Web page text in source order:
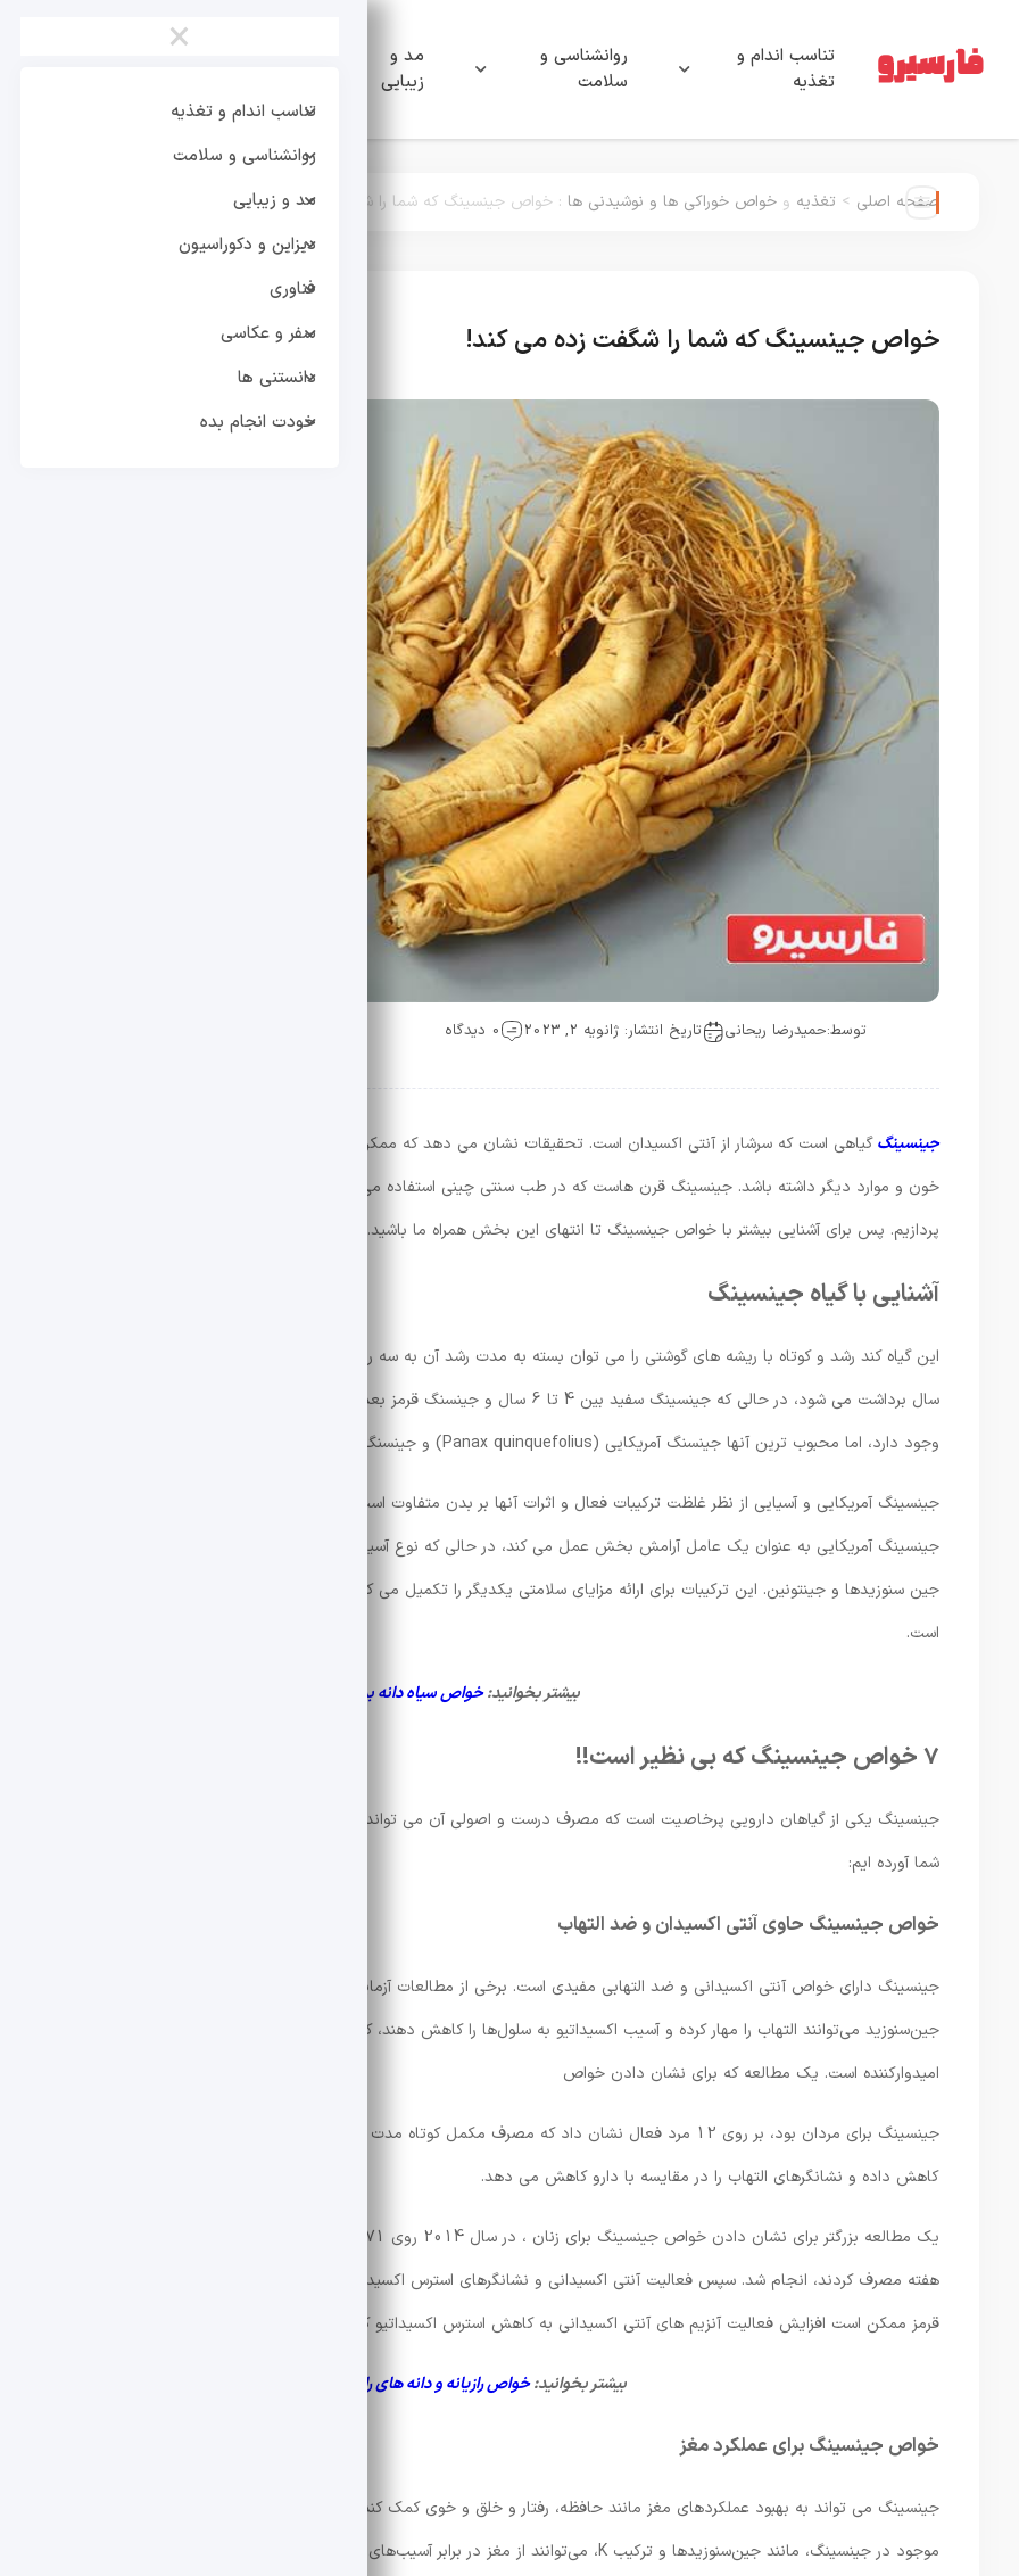
تناسب اندام و
تغذیه
روانشناسی و
سلامت
مد و
زیبایی
×
تناسب اندام و تغذیه
روانشناسی و سلامت
مد و زیبایی
دیزاین و دکوراسیون
فناوری
سفر و عکاسی
دانستنی ها
خودت انجام بده
صفحه اصلی > تغذیه و خواص خوراکی ها و نوشیدنی ها : خواص جینسینگ که شما را شگفت زده می کند!
خواص جینسینگ که شما را شگفت زده می کند! خواص خوراکی ها و
توسط:حمیدرضا ریحانی تاریخ انتشار: ژانویه 2, 2023 0 دیدگاه
جینسینگگیاهی است که سرشار از آنتی اکسیدان است. تحقیقات نشان می دهد که ممکن است مزایایی برای سلامت مغز، عملکرد سیستم ایمنی،
خون و موارد دیگر داشته باشد. جینسینگ قرن هاست که در طب سنتی چینی استفاده می شود. در این مطلب از
به بررسی خواص
پردازیم. پس برای آشنایی بیشتر با خواص جینسینگ تا انتهای این بخش همراه ما باشید.
آشنایی با گیاه جینسینگ
سال برداشت می شود، در حالی که جینسینگ سفید بین 4 تا 6 سال و جینسنگ قرمز بعد از 6 سال یا بیشتر برداشت می شود. انواع زیادی
وجود دارد، اما محبوب ترین آنها جینسنگ آمریکایی (Panax quinquefolius) و جینسنگ آسیایی (Panax ginseng) است.
جینسینگ آمریکایی و آسیایی از نظر غلظت ترکیبات فعال و اثرات آنها بر بدن متفاوت است. بر اساس برخی تحقیقات قدیمی، اعتقاد بر این است
جینسینگ آمریکایی به عنوان یک عامل آرامش بخش عمل می کند، در حالی که نوع آسیایی آن اثر نیروبخشی دارد. جینسینگ حاوی دو ترکیب
جین سنوزیدها و جینتونین. این ترکیبات برای ارائه مزایای سلامتی یکدیگر را تکمیل می کنند. در اینجا 7 مزیت سلامت
است.
بیشتر بخوانید:خواص سیاه دانه برای سلامتی
7 خواص جینسینگ که بی نظیر است!!
جینسینگ یکی از گیاهان دارویی پرخاصیت است که مصرف درست و اصولی آن می تواند به سلامت شما کمک کند. در زیر برخی از خواص
شما آورده ایم:
خواص جینسینگ حاوی آنتی اکسیدان و ضد التهاب
جینسینگ دارای خواص آنتی اکسیدانی و ضد التهابی مفیدی است. برخی از مطالعات آزمایشگاهی نشان داده‌اند که عصاره‌های جینسنگ و ترکیبات
جین‌سنوزید می‌توانند التهاب را مهار کرده و آسیب اکسیداتیو به سلول‌ها را کاهش دهند، که می‌تواند به بیماری مزمن کمک کند. نتایج در مورد
امیدوارکننده است. یک مطالعه که برای نشان دادن خواص
جینسینگ برای مردان بود، بر روی 12 مرد فعال نشان داد که مصرف مکمل کوتاه مدت با عصاره جینسینگ آمریکایی آسیب عضلانی ناشی از
کاهش داده و نشانگرهای التهاب را در مقایسه با دارو کاهش می دهد.
هفته مصرف کردند، انجام شد. سپس فعالیت آنتی اکسیدانی و نشانگرهای استرس اکسیداتیو اندازه گیری شد. محققان به این نتیجه رسیدند که
قرمز ممکن است افزایش فعالیت آنزیم های آنتی اکسیدانی به کاهش استرس اکسیداتیو کمک کند.
بیشتر بخوانید:خواص رازیانه و دانه های رازیانه برای سلامتی!
خواص جینسینگ برای عملکرد مغز
جینسینگ می تواند به بهبود عملکردهای مغز مانند حافظه، رفتار و خلق و خوی کمک کند. برخی از مطالعات آزمایشگاهی و حیوانی نشان
موجود در جینسینگ، مانند جین‌سنوزیدها و ترکیب K، می‌توانند از مغز در برابر آسیب‌های ناشی از رادیکال‌های آزاد محافظت کنند.